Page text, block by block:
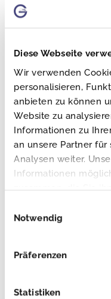
Diese Webseite
Wir verwenden
personalisieren,
anbieten zu können
Website zu
Informationen zu
an unsere Partner für
Analysen weiter.
Informationen
gesammelt haben.
Notwendig
Präferenzen
Statistiken
852/2004 stellt
den Umgang mit
IV umfasst die
Zwischen- und
Nachfolgend
praxisnah
Rohstoffe,
sind bei solchen
transportieren,
entweder durch
Weiterlesen